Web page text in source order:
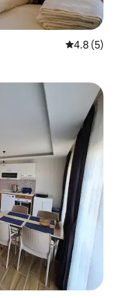
평점 4.8점
4.8 (5)